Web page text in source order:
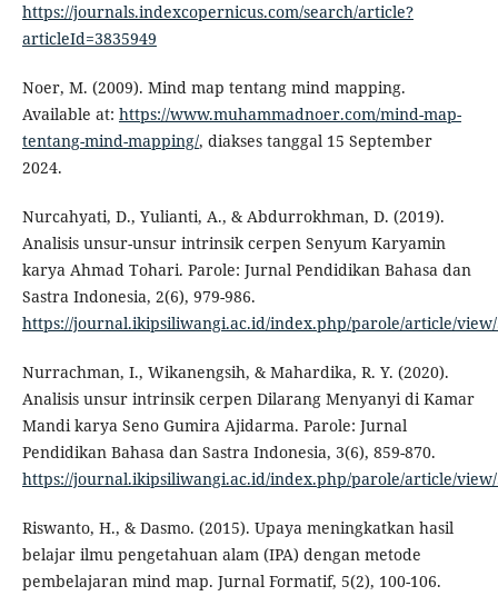
https://journals.indexcopernicus.com/search/article?
articleId=3835949
Noer, M. (2009). Mind map tentang mind mapping.
Available at: https://www.muhammadnoer.com/mind-map-
tentang-mind-mapping/, diakses tanggal 15 September
2024.
Nurcahyati, D., Yulianti, A., & Abdurrokhman, D. (2019).
Analisis unsur-unsur intrinsik cerpen Senyum Karyamin
karya Ahmad Tohari. Parole: Jurnal Pendidikan Bahasa dan
Sastra Indonesia, 2(6), 979-986.
https://journal.ikipsiliwangi.ac.id/index.php/parole/article/
Nurrachman, I., Wikanengsih, & Mahardika, R. Y. (2020).
Analisis unsur intrinsik cerpen Dilarang Menyanyi di Kamar
Mandi karya Seno Gumira Ajidarma. Parole: Jurnal
Pendidikan Bahasa dan Sastra Indonesia, 3(6), 859-870.
https://journal.ikipsiliwangi.ac.id/index.php/parole/article/
Riswanto, H., & Dasmo. (2015). Upaya meningkatkan hasil
belajar ilmu pengetahuan alam (IPA) dengan metode
pembelajaran mind map. Jurnal Formatif, 5(2), 100-106.